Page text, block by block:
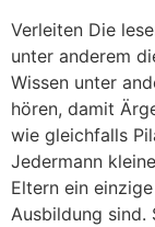
Verleiten Die
unter anderem
Wissen unter
hören, damit
wie gleichfalls
Jedermann
Eltern ein
Ausbildung sind.